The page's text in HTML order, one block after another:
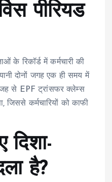
पीरियड
के रिकॉर्ड में कर्मचारी की
दोनों जगह एक ही समय में
से EPF ट्रांसफर क्लेम्स
जिससे कर्मचारियों को काफी
है?